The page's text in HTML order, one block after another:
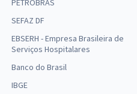
PETROBRAS
SEFAZ DF
EBSERH - Empresa Brasileira de
Serviços Hospitalares
Banco do Brasil
IBGE